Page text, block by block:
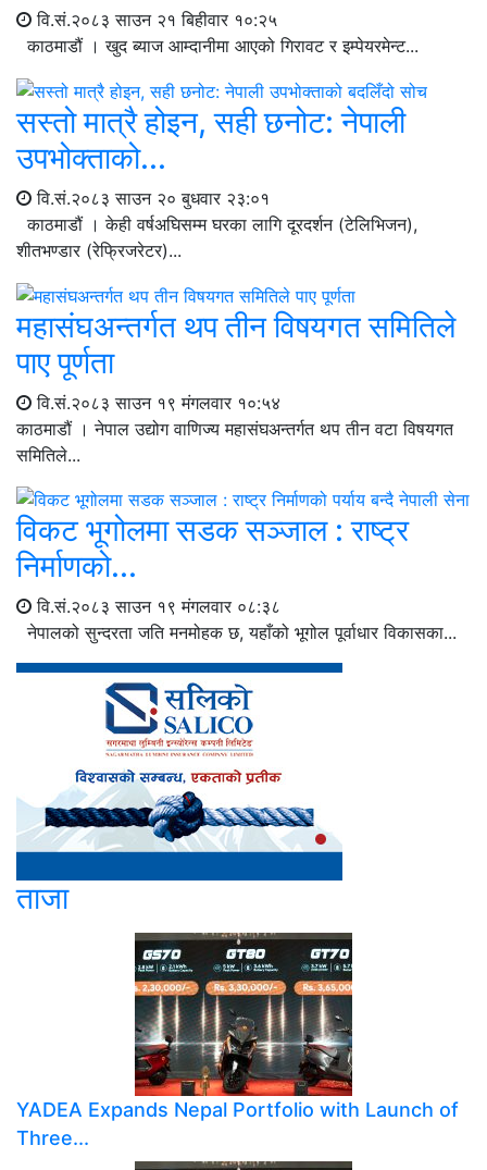
वि.सं.२०८३ साउन २१ बिहीवार १०:२५
काठमाडौं । खुद ब्याज आम्दानीमा आएको गिरावट र इम्पेयरमेन्ट...
सस्तो मात्रै होइन, सही छनोट: नेपाली
उपभोक्ताको...
वि.सं.२०८३ साउन २० बुधवार २३:०१
काठमाडौं । केही वर्षअघिसम्म घरका लागि दूरदर्शन (टेलिभिजन),
शीतभण्डार (रेफ्रिजरेटर)...
महासंघअन्तर्गत थप तीन विषयगत समितिले
पाए पूर्णता
वि.सं.२०८३ साउन १९ मंगलवार १०:५४
काठमाडौं । नेपाल उद्योग वाणिज्य महासंघअन्तर्गत थप तीन वटा विषयगत
समितिले...
विकट भूगोलमा सडक सञ्जाल : राष्ट्र
निर्माणको...
वि.सं.२०८३ साउन १९ मंगलवार ०८:३८
नेपालको सुन्दरता जति मनमोहक छ, यहाँको भूगोल पूर्वाधार विकासका...
ताजा
YADEA Expands Nepal Portfolio with Launch of
Three...